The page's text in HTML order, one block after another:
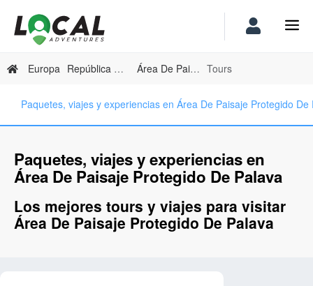
Europa República Checa Área De Paisaje Protegido De Palava Tours
Paquetes, viajes y experiencias en Área De Paisaje Protegido De
Paquetes, viajes y experiencias en
Área De Paisaje Protegido De Palava
Los mejores tours y viajes para visitar
Área De Paisaje Protegido De Palava